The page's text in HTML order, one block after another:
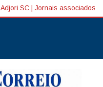
Adjori SC Jornais associados